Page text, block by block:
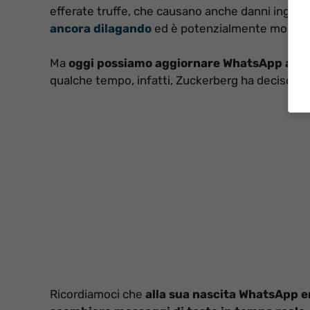
efferate truffe, che causano anche danni
ancora dilagando ed è potenzialmente molto
Ma oggi possiamo aggiornare WhatsApp
qualche tempo, infatti, Zuckerberg ha deciso
Ricordiamoci che alla sua nascita WhatsApp